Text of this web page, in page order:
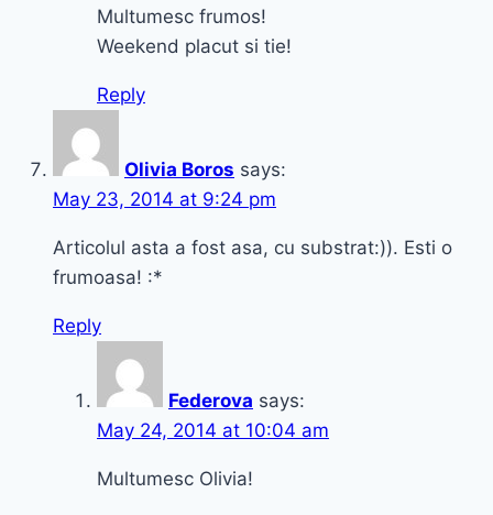
Multumesc frumos!
Weekend placut si tie!
Reply
Olivia Boros says:
May 23, 2014 at 9:24 pm
Articolul asta a fost asa, cu substrat:)). Esti o
frumoasa! :*
Reply
Federova says:
May 24, 2014 at 10:04 am
Multumesc Olivia!